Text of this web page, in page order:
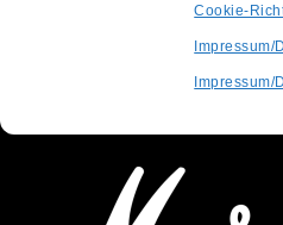
Cookie-
Impressum/
Impressum/
OFFICIAL PARTNER